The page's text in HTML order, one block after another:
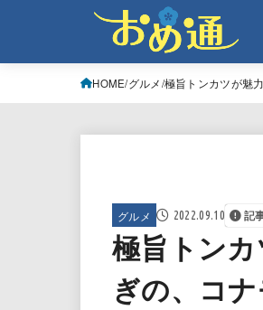
HOME グルメ 極旨トンカツが魅
グルメ 2022.09.10 記
極旨トン
ぎの、コ